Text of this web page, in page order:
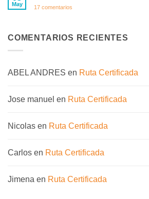
Hidratación
May 17 comentarios
Maratón
de
COMENTARIOS RECIENTES
ABEL ANDRES en Ruta Certificada
Jose manuel en Ruta Certificada
Nicolas en Ruta Certificada
Carlos en Ruta Certificada
Jimena en Ruta Certificada